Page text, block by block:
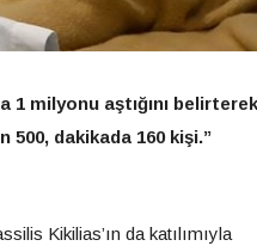
1 milyonu aştığını belirterek
dakikada 160 kişi.”
Kikilias’ın da katılımıyla